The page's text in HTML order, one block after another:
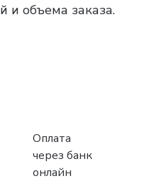
и объема заказа.
Оплата
через банк
онлайн